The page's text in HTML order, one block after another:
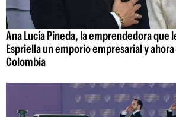
Ana Lucía Pineda, la emprendedora que
Espriella un emporio empresarial y
Colombia